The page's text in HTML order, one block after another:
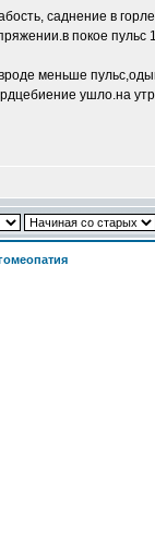
саднение в
покое
меньше
ушло.на